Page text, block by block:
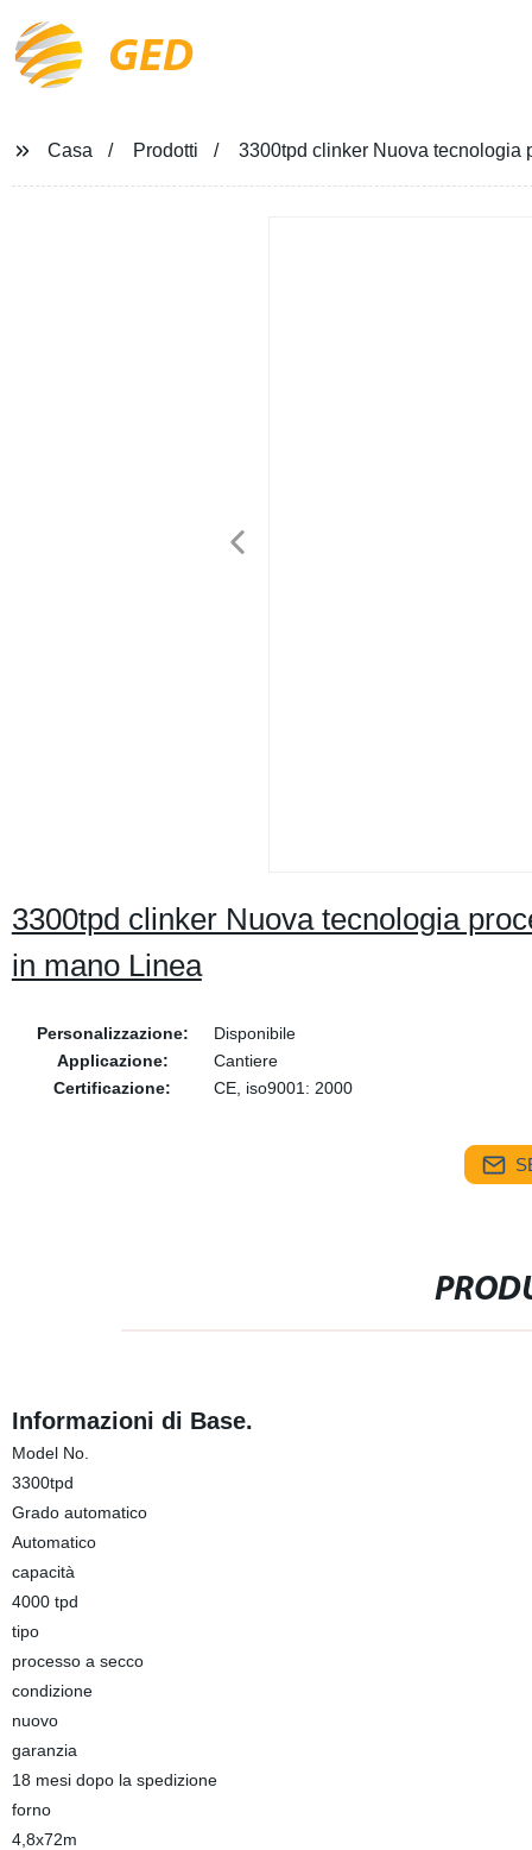
GED
Casa Prodotti 3300tpd clinker Nuova tecnologia
3300tpd clinker Nuova tecnologia
in mano Linea
Personalizzazione:
Disponibile
Applicazione:
Cantiere
Certificazione:
CE, iso9001: 2000
Informazioni di Base.
Model No.
3300tpd
Grado automatico
Automatico
capacità
4000 tpd
tipo
processo a secco
condizione
nuovo
garanzia
18 mesi dopo la spedizione
forno
4,8x72m